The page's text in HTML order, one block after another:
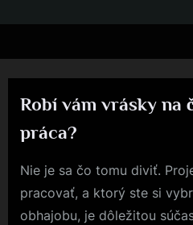
Robí vám vrásky na
práca?
Posted
7. 1. 2023
By
Nie je sa čo tomu diviť.
pracovať, a ktorý ste si
obhajobu, je dôležitou